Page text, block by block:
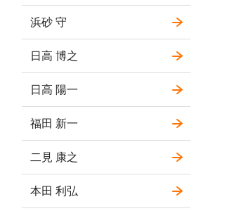
浜砂 守
日高 博之
日高 陽一
福田 新一
二見 康之
本田 利弘